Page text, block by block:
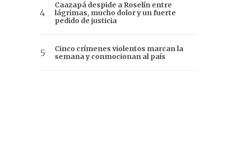
Caazapá despide a Roselín entre
lágrimas, mucho dolor y un fuerte
pedido de justicia
Cinco crímenes violentos marcan la
semana y conmocionan al país